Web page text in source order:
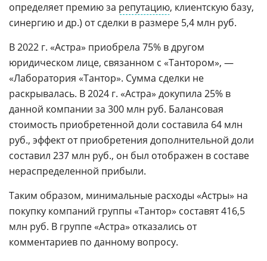
определяет премию за репутацию, клиентскую базу,
синергию и др.) от сделки в размере 5,4 млн руб.
В 2022 г. «Астра» приобрела 75% в другом
юридическом лице, связанном с «Тантором», —
«Лаборатория «Тантор». Сумма сделки не
раскрывалась. В 2024 г. «Астра» докупила 25% в
данной компании за 300 млн руб. Балансовая
стоимость приобретенной доли составила 64 млн
руб., эффект от приобретения дополнительной доли
составил 237 млн руб., он был отображен в составе
нераспределенной прибыли.
Таким образом, минимальные расходы «Астры» на
покупку компаний группы «Тантор» составят 416,5
млн руб. В группе «Астра» отказались от
комментариев по данному вопросу.